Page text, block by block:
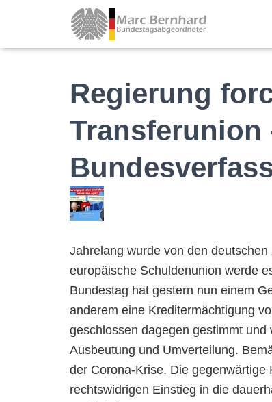
Regierung
Transferunion
Jahrelang wurde von den
europäische Schuldenunion werde
Bundestag hat gestern nun einem
anderem eine Kreditermächtigung
geschlossen dagegen gestimmt
Ausbeutung und Umverteilung.
der Corona-Krise. Die
rechtswidrigen Einstieg in die